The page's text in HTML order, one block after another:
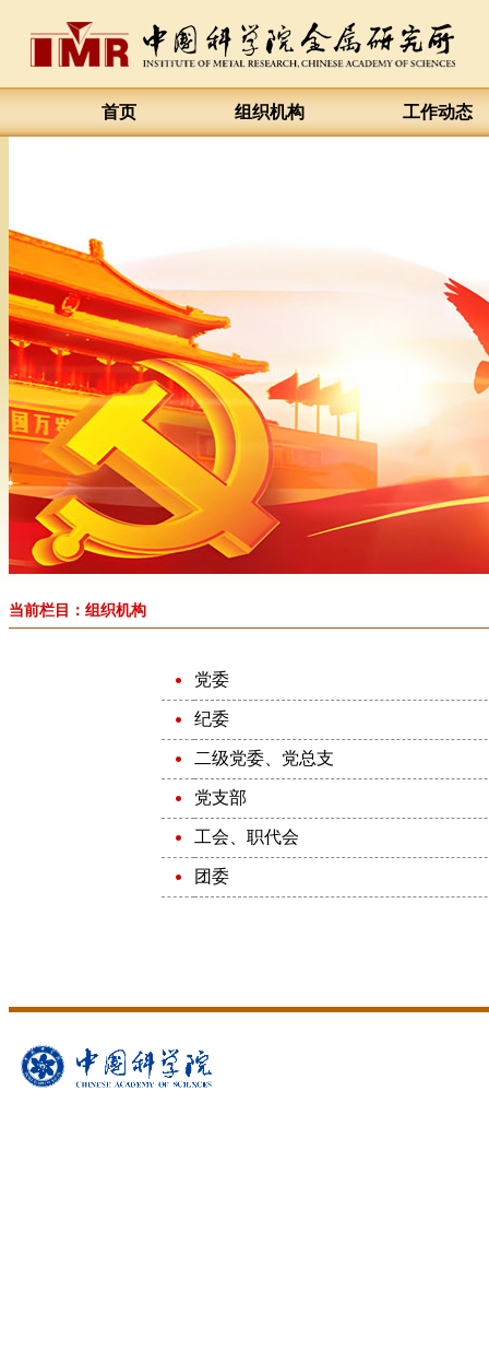
首页 组织机构 工作动态
当前栏目：组织机构
党委
纪委
二级党委、党总支
党支部
工会、职代会
团委